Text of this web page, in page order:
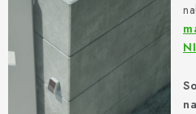
KONSTRUKČNÍ PROFILY
VÝPLNĚ BRAN A PLOTŮ